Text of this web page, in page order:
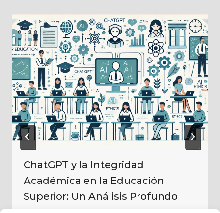
ChatGPT y la Integridad
Académica en la Educación
Superior: Un Análisis Profundo